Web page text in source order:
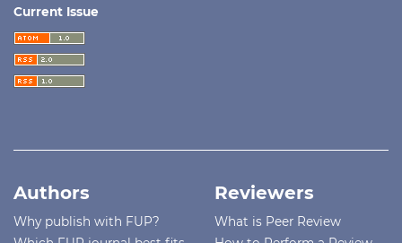
Current Issue
Authors
Why publish with FUP?
Reviewers
What is Peer Review